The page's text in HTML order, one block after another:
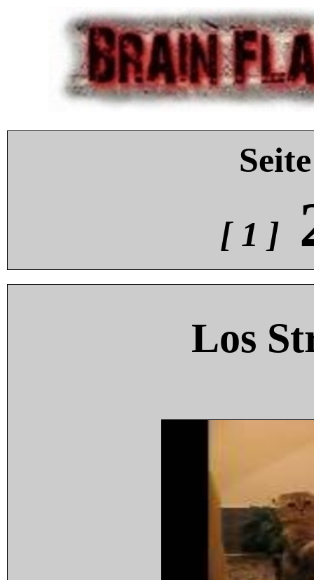
[ 1 ]
Los